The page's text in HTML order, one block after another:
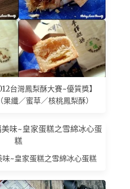
台灣鳳梨酥大賽~優質獎】
纖／蜜草／核桃鳳梨酥）
~皇家蛋糕之雪綿冰心蛋糕